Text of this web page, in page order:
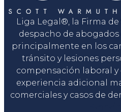
Liga Legal®, la Firma
despacho de
principalmente en los
tránsito y lesiones
compensación laboral
experiencia adicional
comerciales y casos de